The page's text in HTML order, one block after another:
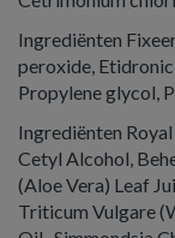
Ingrediënten
peroxide,
Propylene glycol,
Ingrediënten
Cetyl Alcohol,
(Aloe Vera) Leaf
Triticum Vulgare